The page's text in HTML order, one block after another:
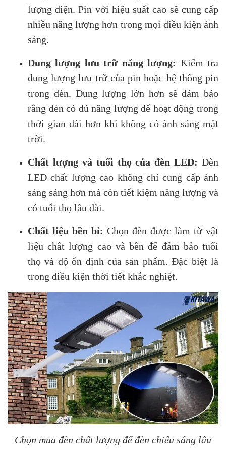
lượng điện. Pin với hiệu suất cao sẽ cung cấp
nhiều năng lượng hơn trong mọi điều kiện ánh
sáng.
Dung lượng lưu trữ năng lượng: Kiểm tra
dung lượng lưu trữ của pin hoặc hệ thống pin
trong đèn. Dung lượng lớn hơn sẽ đảm bảo
rằng đèn có đủ năng lượng để hoạt động trong
thời gian dài hơn khi không có ánh sáng mặt
trời.
Chất lượng và tuổi thọ của đèn LED: Đèn
LED chất lượng cao không chỉ cung cấp ánh
sáng sáng hơn mà còn tiết kiệm năng lượng và
có tuổi thọ lâu dài.
Chất liệu bền bỉ: Chọn đèn được làm từ vật
liệu chất lượng cao và bền để đảm bảo tuổi
thọ và độ ổn định của sản phẩm. Đặc biệt là
trong điều kiện thời tiết khắc nghiệt.
Chọn mua đèn chất lượng để đèn chiếu sáng lâu